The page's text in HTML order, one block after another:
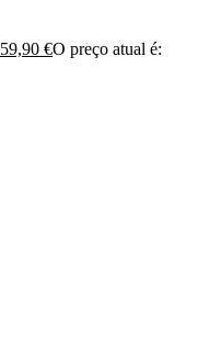
59,90 €O preço atual é: